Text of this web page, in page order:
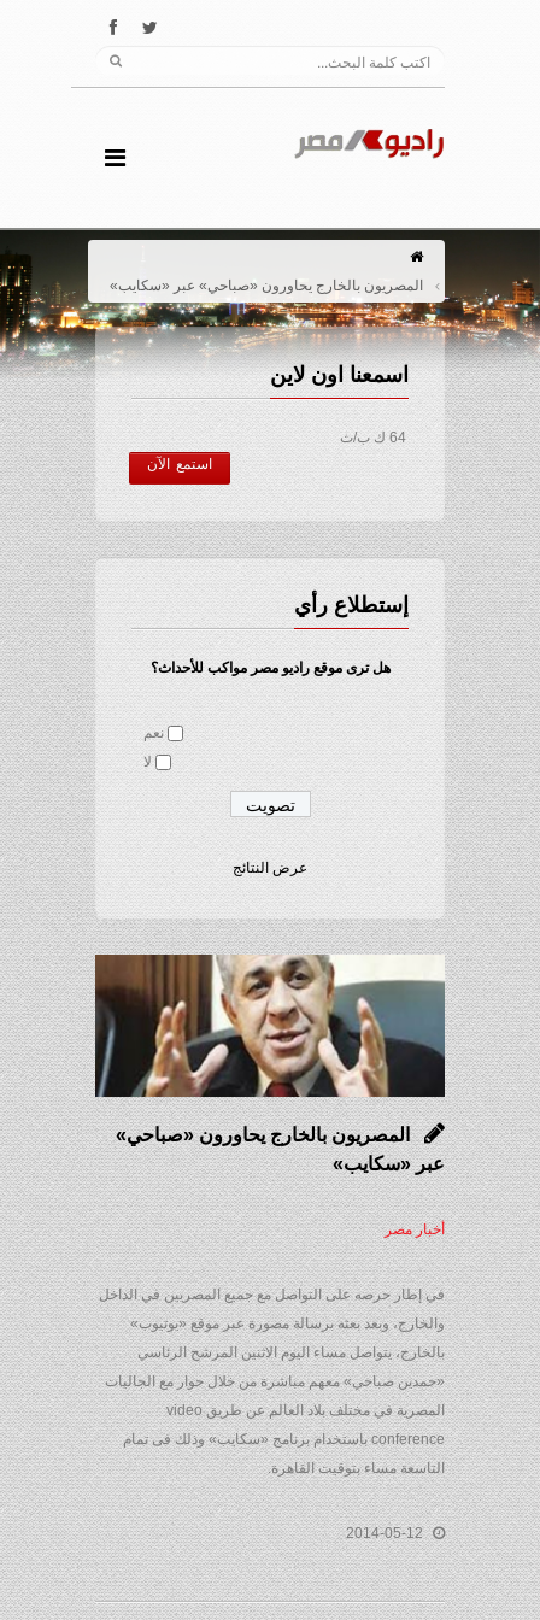
المصريون بالخارج يحاورون «صباحي» عبر «سكايب»
اسمعنا اون لاين
64 ك ب/ث
استمع الآن
إستطلاع رأي
هل ترى موقع راديو مصر مواكب للأحداث؟
نعم
لا
عرض النتائج
المصريون بالخارج يحاورون «صباحي»
عبر «سكايب»
أخبار مصر
في إطار حرصه على التواصل مع جميع المصريين في الداخل
والخارج، وبعد بعثه برسالة مصورة عبر موقع «يوتيوب»
بالخارج، يتواصل مساء اليوم الاثنين المرشح الرئاسي
«حمدين صباحي» معهم مباشرة من خلال حوار مع الجاليات
المصرية في مختلف بلاد العالم عن طريق video
conference باستخدام برنامج «سكايب» وذلك فى تمام
التاسعة مساء بتوقيت القاهرة.
2014-05-12